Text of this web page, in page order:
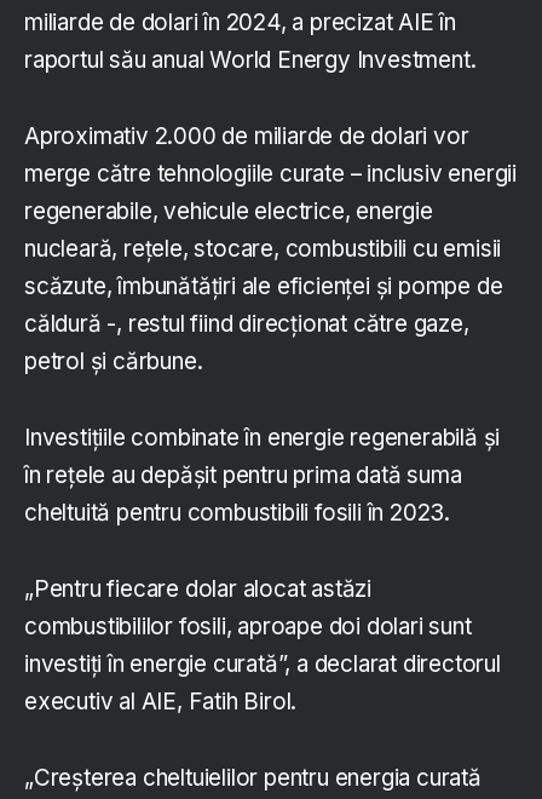
miliarde de dolari în 2024, a precizat AIE în
raportul său anual World Energy Investment.
Aproximativ 2.000 de miliarde de dolari vor
merge către tehnologiile curate – inclusiv energii
regenerabile, vehicule electrice, energie
nucleară, rețele, stocare, combustibili cu emisii
scăzute, îmbunătățiri ale eficienței și pompe de
căldură -, restul fiind direcționat către gaze,
petrol și cărbune.
Investițiile combinate în energie regenerabilă și
în rețele au depășit pentru prima dată suma
cheltuită pentru combustibili fosili în 2023.
„Pentru fiecare dolar alocat astăzi
combustibililor fosili, aproape doi dolari sunt
investiți în energie curată”, a declarat directorul
executiv al AIE, Fatih Birol.
„Creșterea cheltuielilor pentru energia curată